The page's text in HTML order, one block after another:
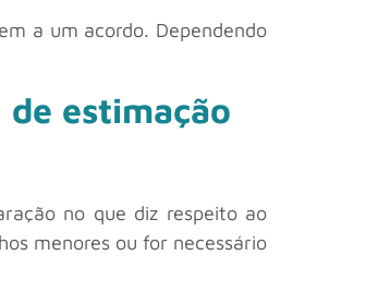
a um acordo. Dependendo
estimação
no que diz respeito ao
menores ou for necessário